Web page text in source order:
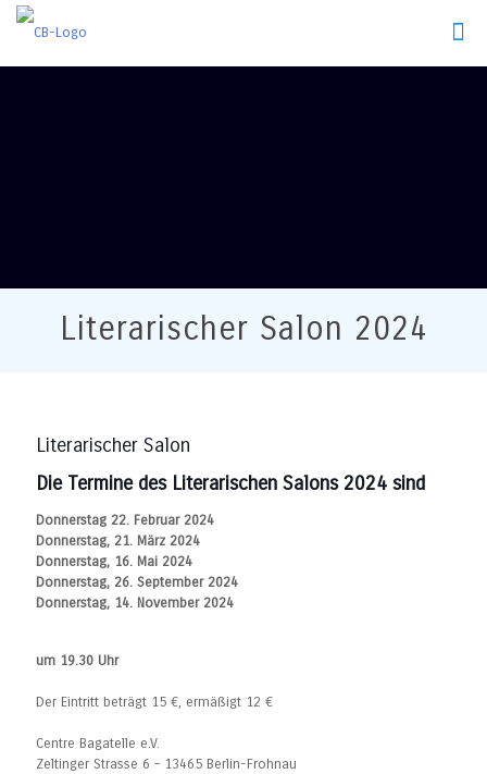
Literarischer Salon 2024
Literarischer Salon
Die Termine des Literarischen Salons 2024 sind
Donnerstag 22. Februar 2024
Donnerstag, 21. März 2024
Donnerstag, 16. Mai 2024
Donnerstag, 26. September 2024
Donnerstag, 14. November 2024
um 19.30 Uhr
Der Eintritt beträgt 15 €, ermäßigt 12 €
Centre Bagatelle e.V.
Zeltinger Strasse 6 – 13465 Berlin-Frohnau